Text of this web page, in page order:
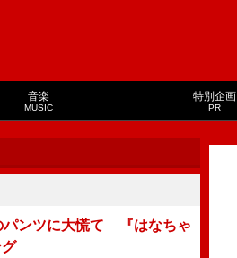
音楽
MUSIC
特別企画
PR
パンツに大慌て 『はなちゃ